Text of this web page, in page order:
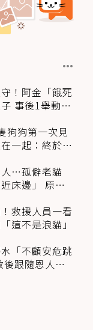
！阿金「餓死
事後1舉動反
狗狗第一次見
一起：終於找
…孤僻老貓
床邊」 原因
救援人員一看
這不是浪貓」
「不顧安危跳
跟隨恩人不